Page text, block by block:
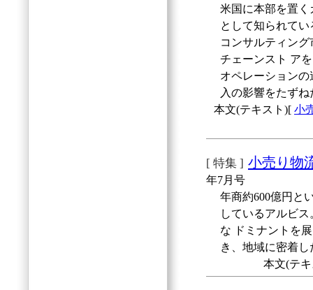
米国に本部を置
として知られて
コンサルティン
チェーンスト ア
オペレーション
入の影響をたずね
本文(テキスト)[ 小
[ 特集 ] 小売り物
年7月号
年商約600億円と
しているアルビ
な ドミナントを
き、地域に密着
本文(テ